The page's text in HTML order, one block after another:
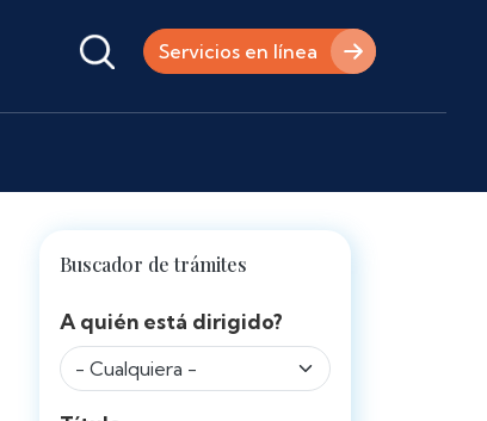
Servicios en línea
Buscador de trámites
A quién está dirigido?